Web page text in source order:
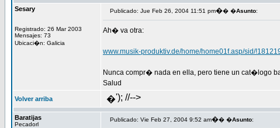
Sesary
Registrado: 26 Mar 2003
Mensajes: 73
Ubicaci�n: Galicia
Publicado: Jue Feb 26, 2004 11:51 pm�� �Asunto:
Ah� va otra:
www.musik-produktiv.de/home/home01f.asp/sid/
Nunca compr� nada en ella, pero tiene un cat�logo
Salud
Volver arriba �'); //-->
Baratijas
Pecadorl
Publicado: Vie Feb 27, 2004 9:52 am�� �Asunto: